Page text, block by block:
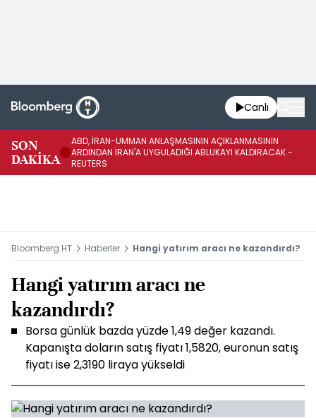
Canlı
SON
DAKİKA
ABD, İRAN-UMMAN ANLAŞMASININ AÇIKLANMASININ
ARDINDAN İRAN'A UYGULADIĞI ABLUKAYI KALDIRACAK -
REUTERS
Bloomberg HT Haberler Hangi yatırım aracı ne kazandırdı?
Hangi yatırım aracı ne
kazandırdı?
Borsa günlük bazda yüzde 1,49 değer kazandı.
Kapanışta doların satış fiyatı 1,5820, euronun satış
fiyatı ise 2,3190 liraya yükseldi